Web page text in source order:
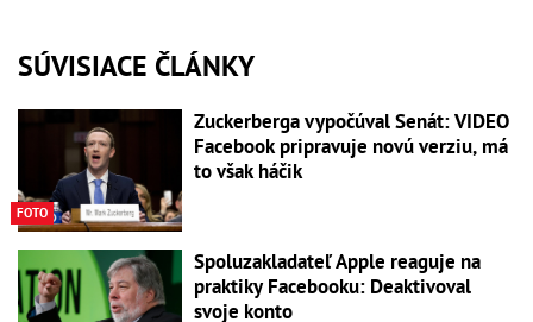
SÚVISIACE ČLÁNKY
FOTO
Zuckerberga vypočúval Senát: VIDEO
Facebook pripravuje novú verziu, má
to však háčik
Spoluzakladateľ Apple reaguje na
praktiky Facebooku: Deaktivoval
svoje konto